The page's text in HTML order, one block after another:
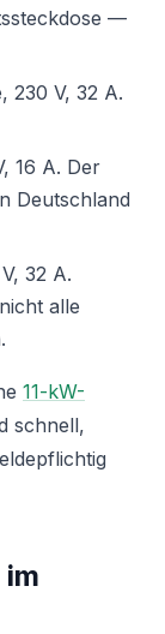
—
230 V, 32 A.
16 A. Der
Deutschland
32 A.
alle
11-kW-
schnell,